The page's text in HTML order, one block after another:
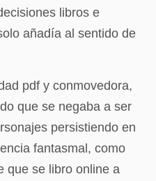
libros e
añadía al sentido de
pdf y conmovedora,
que se negaba a ser
persistiendo en
fantasmal, como
que se libro online​ a